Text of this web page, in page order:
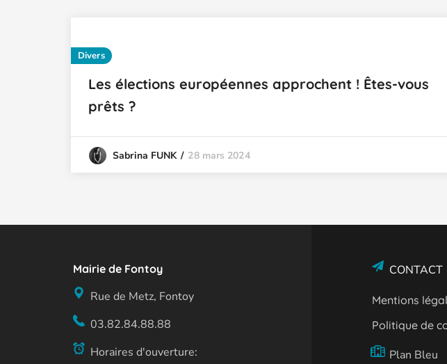
Divers
Les élections européennes approchent ! Êtes-vous
prêts ?
Sabrina FUNK 28 mars 2024
Mairie de Fontoy
Rue de Metz, Fontoy
03.82.84.88.88
Horaires d'ouverture:
CONTACT
Mentions
Politique de
Plan Bleu